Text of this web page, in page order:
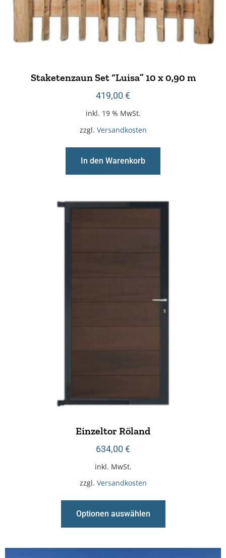
Staketenzaun Set “Luisa” 10 x 0,90 m
419,00 €
inkl. 19 % MwSt.
zzgl. Versandkosten
In den Warenkorb
Einzeltor Röland
634,00 €
inkl. MwSt.
zzgl. Versandkosten
Optionen auswählen